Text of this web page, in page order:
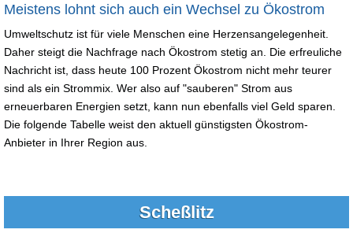
Meistens lohnt sich auch ein Wechsel zu Ökostrom
Umweltschutz ist für viele Menschen eine Herzensangelegenheit.
Daher steigt die Nachfrage nach Ökostrom stetig an. Die erfreuliche
Nachricht ist, dass heute 100 Prozent Ökostrom nicht mehr teurer
sind als ein Strommix. Wer also auf "sauberen" Strom aus
erneuerbaren Energien setzt, kann nun ebenfalls viel Geld sparen.
Die folgende Tabelle weist den aktuell günstigsten Ökostrom-
Anbieter in Ihrer Region aus.
Scheßlitz